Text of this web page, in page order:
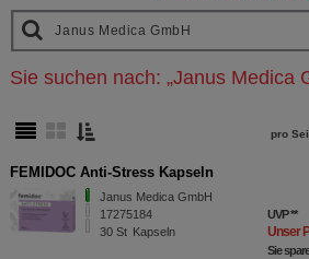
Sie suchen nach: „Janus Medica
pro
FEMIDOC Anti-Stress Kapseln
Janus Medica GmbH
17275184
30 St Kapseln
UVP**
Unser
Sie